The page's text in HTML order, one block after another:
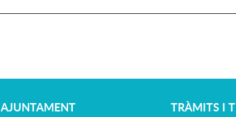
AJUNTAMENT TRÀMITS I